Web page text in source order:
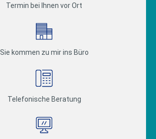
Termin bei Ihnen vor Ort
Sie kommen zu mir ins Büro
Telefonische Beratung